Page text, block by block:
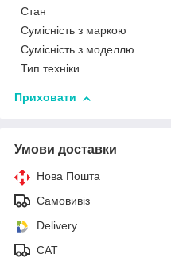
Стан
Сумісність з маркою
Сумісність з моделлю
Тип техніки
Приховати
Умови доставки
Нова Пошта
Самовивіз
Delivery
САТ